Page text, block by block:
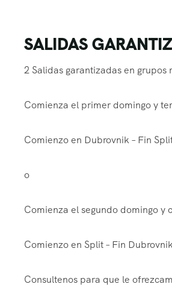
SALIDAS
2 Salidas garantizadas en
Comienza el primer domingo y
Comienzo en Dubrovnik – Fin
o
Comienza el segundo domingo y
Comienzo en Split – Fin
Consultenos para que le